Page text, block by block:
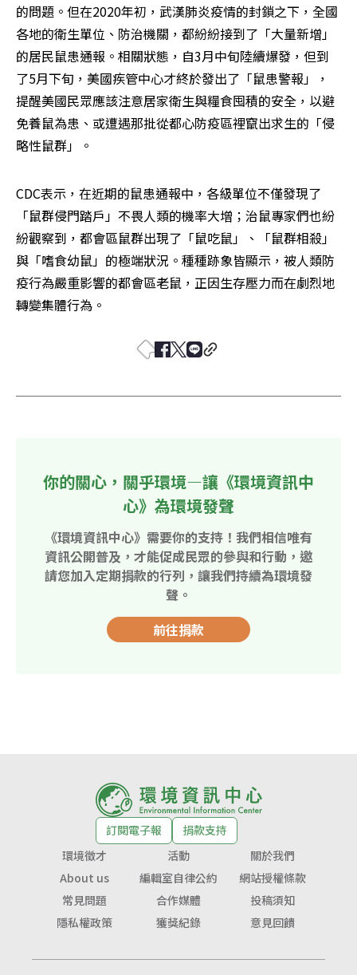
的問題。但在2020年初，武漢肺炎疫情的封鎖之下，全國
各地的衛生單位、防治機關，都紛紛接到了「大量新增」
的居民鼠患通報。相關狀態，自3月中旬陸續爆發，但到
了5月下旬，美國疾管中心才終於發出了「鼠患警報」，
提醒美國民眾應該注意居家衛生與糧食囤積的安全，以避
免養鼠為患、或遭遇那批從都心防疫區裡竄出求生的「侵
略性鼠群」。
CDC表示，在近期的鼠患通報中，各級單位不僅發現了
「鼠群侵門踏戶」不畏人類的機率大增；治鼠專家們也紛
紛觀察到，都會區鼠群出現了「鼠吃鼠」、「鼠群相殺」
與「嗜食幼鼠」的極端狀況。種種跡象皆顯示，被人類防
疫行為嚴重影響的都會區老鼠，正因生存壓力而在劇烈地
轉變集體行為。
你的關心，關乎環境—讓《環境資訊中
心》為環境發聲
《環境資訊中心》需要你的支持！我們相信唯有
資訊公開普及，才能促成民眾的參與和行動，邀
請您加入定期捐款的行列，讓我們持續為環境發
聲。
前往捐款
訂閱電子報
捐款支持
環境徵才
活動
關於我們
About us
編輯室自律公約
網站授權條款
常見問題
合作媒體
投稿須知
隱私權政策
獲獎紀錄 意見回饋